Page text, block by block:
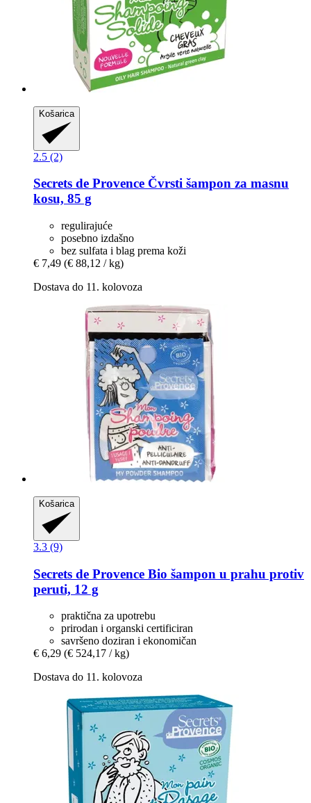
Košarica
2.5 (2)
Secrets de Provence Čvrsti šampon za masnu
kosu, 85 g
regulirajuće
posebno izdašno
bez sulfata i blag prema koži
€ 7,49 (€ 88,12 / kg)
Dostava do 11. kolovoza
Košarica
3.3 (9)
Secrets de Provence Bio šampon u prahu protiv
peruti, 12 g
praktična za upotrebu
prirodan i organski certificiran
savršeno doziran i ekonomičan
€ 6,29 (€ 524,17 / kg)
Dostava do 11. kolovoza